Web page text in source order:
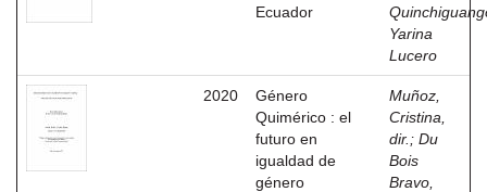
Ecuador
Yarina
Lucero
2020
Género
Quimérico : el
futuro en
igualdad de
género
Muñoz,
Cristina,
dir. ; Du
Bois
Bravo,